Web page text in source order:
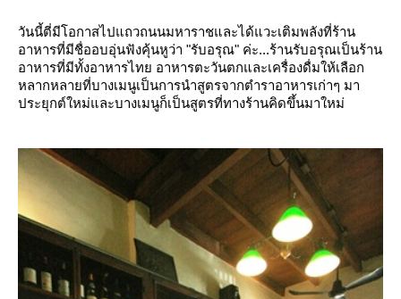
วันนี้ตี่มีโอกาสไปแถวถนนมหาราชและได้แวะเติมพลังที่ร้าน
อาหารที่มีชื่ออบอุ่นฟังคุ้นหูว่า "รับอรุณ" ค่ะ...ร้านรับอรุณเป็นร้าน
อาหารที่มีทั้งอาหารไทย อาหารตะวันตกและเครื่องดื่มให้เลือก
หลากหลายที่บางเมนูเป็นการนำสูตรจากตำราอาหารเก่าๆ มา
ประยุกต์ใหม่และบางเมนูก็เป็นสูตรที่ทางร้านคิดขึ้นมาใหม่